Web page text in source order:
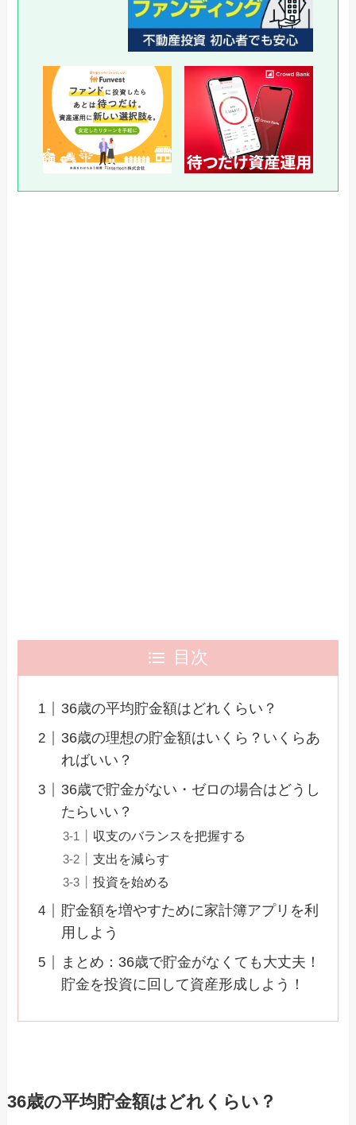
目次
36歳の平均貯金額はどれくらい？
36歳の理想の貯金額はいくら？いくらあ
ればいい？
36歳で貯金がない・ゼロの場合はどうし
たらいい？
収支のバランスを把握する
支出を減らす
投資を始める
貯金額を増やすために家計簿アプリを利
用しよう
まとめ：36歳で貯金がなくても大丈夫！
貯金を投資に回して資産形成しよう！
36歳の平均貯金額はどれくらい？